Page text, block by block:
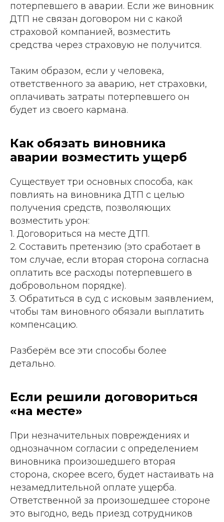
потерпевшего в аварии. Если же виновник
ДТП не связан договором ни с какой
страховой компанией, возместить
средства через страховую не получится.
Таким образом, если у человека,
ответственного за аварию, нет страховки,
оплачивать затраты потерпевшего он
будет из своего кармана.
Как обязать виновника
аварии возместить ущерб
Существует три основных способа, как
повлиять на виновника ДТП с целью
получения средств, позволяющих
возместить урон:
1. Договориться на месте ДТП.
2. Составить претензию (это сработает в
том случае, если вторая сторона согласна
оплатить все расходы потерпевшего в
добровольном порядке).
3. Обратиться в суд с исковым заявлением,
чтобы там виновного обязали выплатить
компенсацию.
Разберём все эти способы более
детально.
Если решили договориться
«на месте»
При незначительных повреждениях и
однозначном согласии с определением
виновника произошедшего вторая
сторона, скорее всего, будет настаивать на
незамедлительной оплате ущерба.
Ответственной за произошедшее стороне
это выгодно, ведь приезд сотрудников